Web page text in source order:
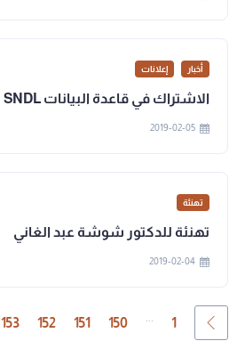
أخبار إعلانات
الاشتراك في قاعدة البيانات SNDL
2019-02-05
تهنئة
تهنئة للدكتور شوشة عبد الغاني
2019-02-04
1
...
150
151
152
153